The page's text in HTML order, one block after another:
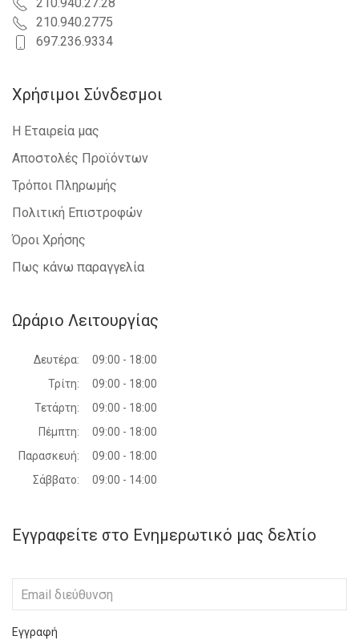
210.940.2775
697.236.9334
Χρήσιμοι Σύνδεσμοι
Η Εταιρεία μας
Αποστολές Προϊόντων
Τρόποι Πληρωμής
Πολιτική Επιστροφών
Όροι Χρήσης
Πως κάνω παραγγελία
Ωράριο Λειτουργίας
Δευτέρα:
09:00 - 18:00
Τρίτη:
09:00 - 18:00
Τετάρτη:
09:00 - 18:00
Πέμπτη:
09:00 - 18:00
Παρασκευή:
09:00 - 18:00
Σάββατο:
09:00 - 14:00
Εγγραφείτε στο Ενημερωτικό μας δελτίο
Εγγραφή